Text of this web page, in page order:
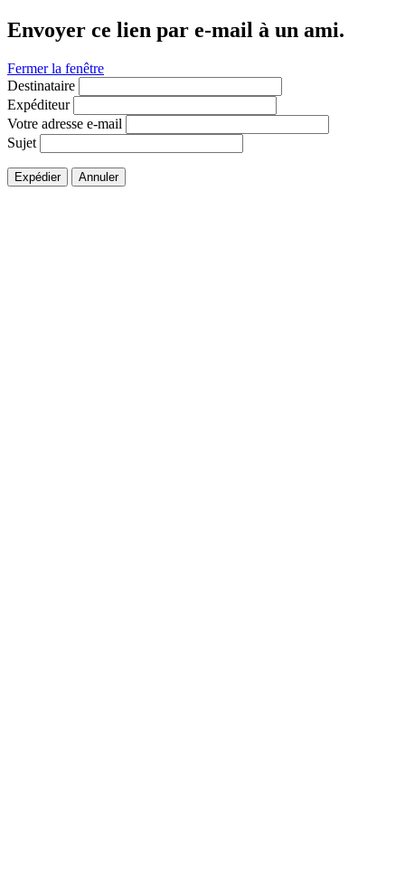
Envoyer ce lien par e-mail à un ami.
Fermer la fenêtre
Destinataire
Expéditeur
Votre adresse e-mail
Sujet
Expédier Annuler